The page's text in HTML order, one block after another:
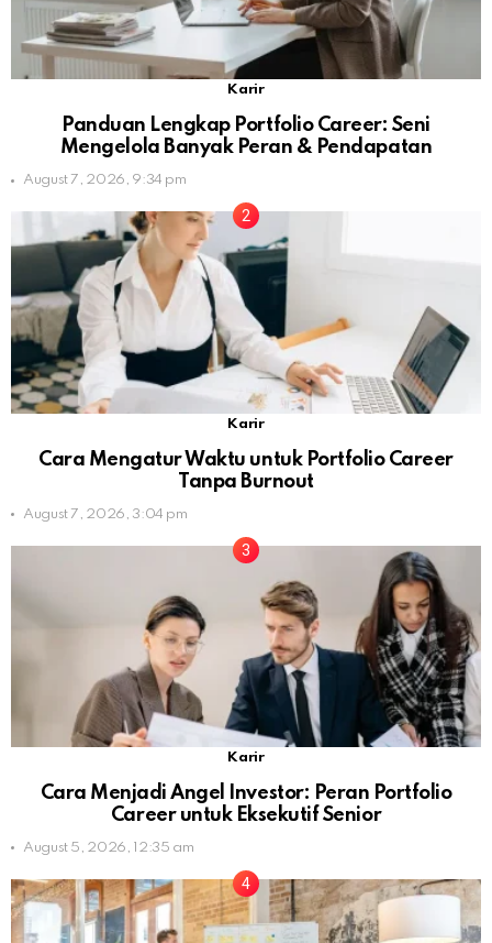
Karir
Panduan Lengkap Portfolio Career: Seni
Mengelola Banyak Peran & Pendapatan
August 7, 2026, 9:34 pm
Karir
Cara Mengatur Waktu untuk Portfolio Career
Tanpa Burnout
August 7, 2026, 3:04 pm
Karir
Cara Menjadi Angel Investor: Peran Portfolio
Career untuk Eksekutif Senior
August 5, 2026, 12:35 am